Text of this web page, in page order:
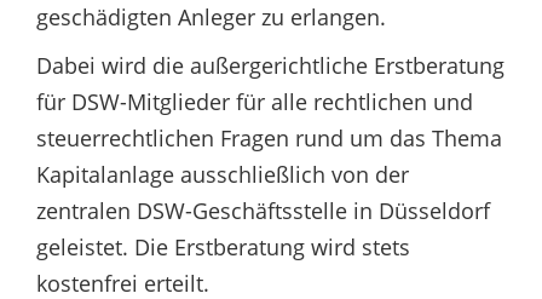
geschädigten Anleger zu erlangen.
Dabei wird die außergerichtliche Erstberatung
für DSW-Mitglieder für alle rechtlichen und
steuerrechtlichen Fragen rund um das Thema
Kapitalanlage ausschließlich von der
zentralen DSW-Geschäftsstelle in Düsseldorf
geleistet. Die Erstberatung wird stets
kostenfrei erteilt.